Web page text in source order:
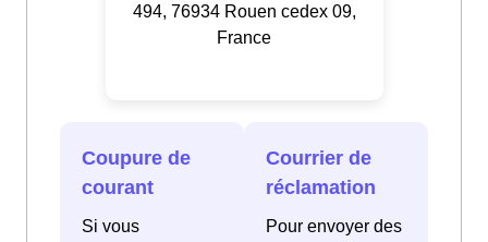
494, 76934 Rouen cedex 09,
France
Coupure de
courant
Si vous
Courrier de
réclamation
Pour envoyer des